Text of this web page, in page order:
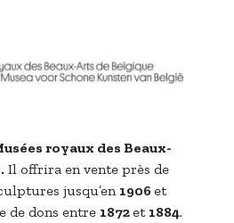
royaux des Beaux-
Il offrira en vente près de
jusqu’en 1906 et
de dons entre 1872et 1884.